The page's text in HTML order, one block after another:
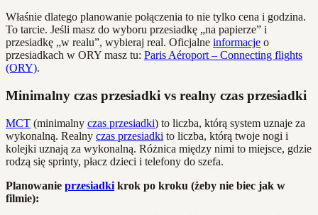
Właśnie dlatego planowanie połączenia to nie tylko cena i godzina.
To tarcie. Jeśli masz do wyboru przesiadkę „na papierze” i
przesiadkę „w realu”, wybieraj real. Oficjalne informacje o
przesiadkach w ORY masz tu: Paris Aéroport – Connecting flights
(ORY).
Minimalny czas przesiadki vs realny czas przesiadki
MCT (minimalny czas przesiadki) to liczba, którą system uznaje za
wykonalną. Realny czas przesiadki to liczba, którą twoje nogi i
kolejki uznają za wykonalną. Różnica między nimi to miejsce, gdzie
rodzą się sprinty, płacz dzieci i telefony do szefa.
Planowanie przesiadki krok po kroku (żeby nie biec jak w
filmie):